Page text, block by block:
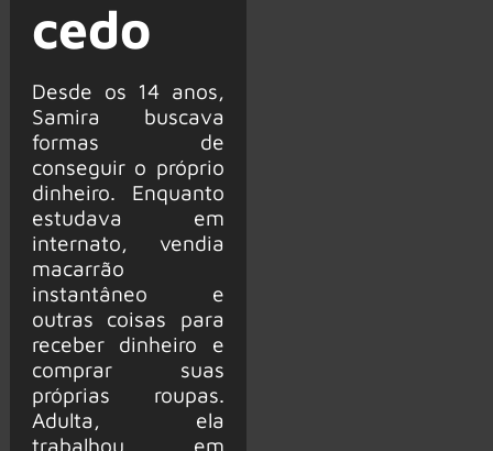
cedo
Desde os 14 anos,
Samira buscava
formas de
conseguir o próprio
dinheiro. Enquanto
estudava em
internato, vendia
macarrão
instantâneo e
outras coisas para
receber dinheiro e
comprar suas
próprias roupas.
Adulta, ela
trabalhou em